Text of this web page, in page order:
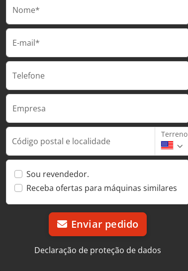
Nome*
E-mail*
Telefone
Empresa
Código postal e localidade
Terreno
Sou revendedor.
Receba ofertas para máquinas similares
Enviar pedido
Declaração de proteção de dados